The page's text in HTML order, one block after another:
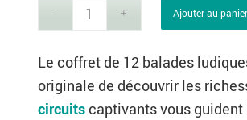
Ajouter au panier
Le coffret de 12 balades
originale de découvrir les
circuitscaptivants vous guident